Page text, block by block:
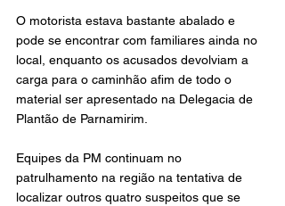
O motorista estava bastante abalado e
pode se encontrar com familiares ainda no
local, enquanto os acusados devolviam a
carga para o caminhão afim de todo o
material ser apresentado na Delegacia de
Plantão de Parnamirim.
Equipes da PM continuam no
patrulhamento na região na tentativa de
localizar outros quatro suspeitos que se